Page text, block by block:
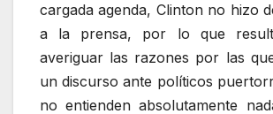
cargada agenda, Clinton no hizo
a la prensa, por lo que
averiguar las razones por las
un discurso ante políticos
no entienden absolutamente